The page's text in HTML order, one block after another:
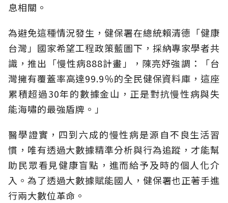
息相關。
為避免這種情況發生，健保署在總統賴清德「健康
台灣」國家希望工程政策藍圖下，採納專家學者共
識，推出「慢性病888計畫」，陳亮妤強調：「台
灣擁有覆蓋率高達99.9％的全民健保資料庫，這座
累積超過30年的數據金山，正是對抗慢性病與失
能海嘯的最強盾牌。」
醫學證實，四到六成的慢性病是源自不良生活習
慣，唯有透過大數據精準分析與行為追蹤，才能幫
助民眾看見健康盲點，進而給予及時的個人化介
入。為了透過大數據賦能國人，健保署也正著手進
行兩大數位革命。